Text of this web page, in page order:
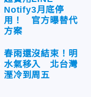
Notify3月底停
用！ 官方曝替代
方案
春雨還沒結束！明
水氣移入 北台灣
溼冷到周五